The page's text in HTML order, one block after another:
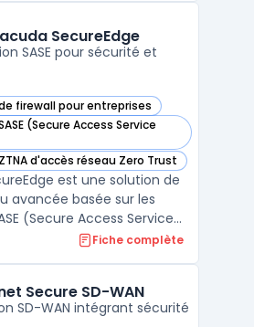
précis des
u ...
SecureEdge
SASE pour sécurité et
firewall pour entreprises
SecureEdge dans cette catégorie
(Secure Access Service
SecureEdge dans cette catégorie
d'accès réseau Zero Trust
SecureEdge dans cette catégorie
est une solution de
avancée basée sur les
(Secure Access Service
qui combine les
aux entreprises de
de l ...
Fiche complète
Secure SD-WAN
SD-WAN intégrant sécurité